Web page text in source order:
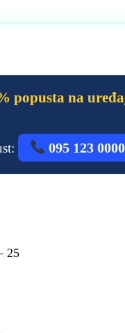
popusta na
095 123 0000
25